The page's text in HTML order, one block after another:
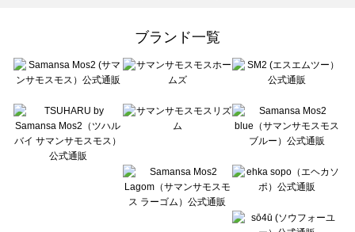
Te chichi（テチチ）の一覧
Te chichi CLASSIC（テチチ クラシック）の一覧
Lugnoncure（ルノンキュール）の一覧
BETTY'S BLUE（べティーズブルー）の一覧
Wpc.（ワールドパーティー）の一覧
ブランド一覧